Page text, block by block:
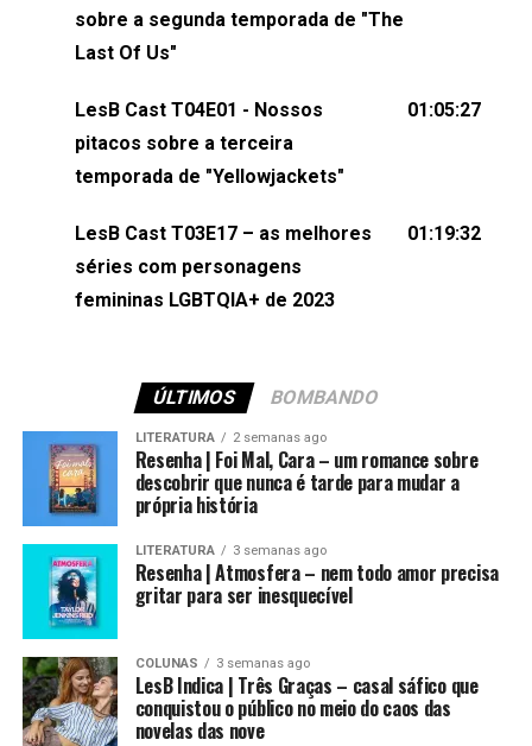
sociais:Twitter: ⁠⁠⁠⁠@lesbout_br⁠⁠⁠⁠ Instagram: ⁠⁠⁠⁠@lesbout_br⁠⁠⁠⁠
(⁠⁠⁠⁠⁠⁠@KarolenPassos⁠⁠⁠⁠⁠⁠)Participação de Bruna Fentanes
(⁠⁠⁠⁠@brunarfentanes⁠⁠⁠⁠) e Pollyelly FlorêncioEdição de
Naiady Machado
sobre a segunda temporada de "The
Last Of Us"
LesB Cast T04E01 - Nossos
pitacos sobre a terceira
temporada de "Yellowjackets"
01:05:27
LesB Cast T03E17 – as melhores
séries com personagens
femininas LGBTQIA+ de 2023
01:19:32
ÚLTIMOS BOMBANDO
LITERATURA 2 semanas ago
Resenha | Foi Mal, Cara – um romance sobre
descobrir que nunca é tarde para mudar a
própria história
LITERATURA 3 semanas ago
Resenha | Atmosfera – nem todo amor precisa
gritar para ser inesquecível
COLUNAS 3 semanas ago
LesB Indica | Três Graças – casal sáfico que
conquistou o público no meio do caos das
novelas das nove